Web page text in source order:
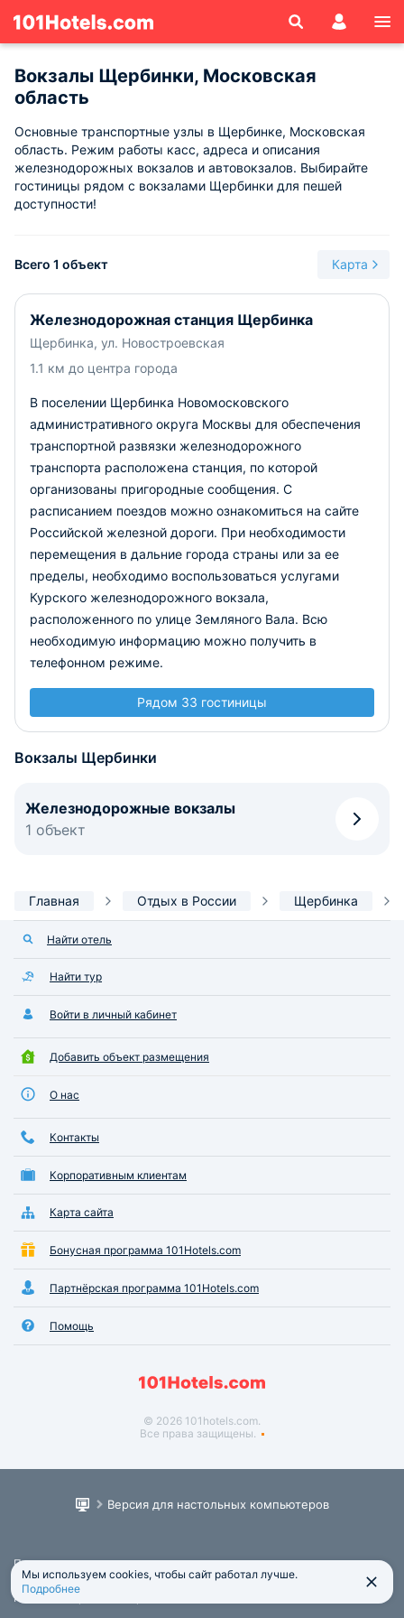
Вокзалы Щербинки, Московская
область
Основные транспортные узлы в Щербинке, Московская
область. Режим работы касс, адреса и описания
железнодорожных вокзалов и автовокзалов. Выбирайте
гостиницы рядом с вокзалами Щербинки для пешей
доступности!
Всего 1 объект Карта
Железнодорожная станция Щербинка
Щербинка, ул. Новостроевская
1.1 км до центра города
В поселении Щербинка Новомосковского
административного округа Москвы для обеспечения
транспортной развязки железнодорожного
транспорта расположена станция, по которой
организованы пригородные сообщения. С
расписанием поездов можно ознакомиться на сайте
Российской железной дороги. При необходимости
перемещения в дальние города страны или за ее
пределы, необходимо воспользоваться услугами
Курского железнодорожного вокзала,
расположенного по улице Земляного Вала. Всю
необходимую информацию можно получить в
телефонном режиме.
Рядом 33 гостиницы
Вокзалы Щербинки
Железнодорожные вокзалы
1 объект
Главная Отдых в России Щербинка
Найти отель
Найти тур
Войти в личный кабинет
Добавить объект размещения
О нас
Контакты
Корпоративным клиентам
Карта сайта
Бонусная программа 101Hotels.com
Партнёрская программа 101Hotels.com
Помощь
© 2026 101hotels.com.
Все права защищены.
Версия для настольных компьютеров
Пользовательское соглашение
Юридическая информация
Политика обработки персональных данных
Мы используем cookies, чтобы сайт работал лучше.
Подробнее